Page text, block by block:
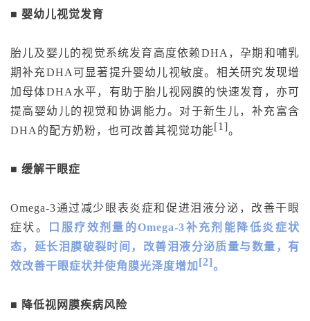
■ 婴幼儿视觉发育
胎儿及婴儿的视觉系统发育高度依赖DHA，孕期和哺乳
期补充DHA可显著提升婴幼儿视敏度。相关研究发现增
加母体DHA水平，有助于胎儿视网膜的快速发育，亦可
提高婴幼儿的视觉和协调能力。对于新生儿，补充富含
DHA的配方奶粉，也可改善其视觉功能[1]。
■ 缓解干眼症
Omega-3通过减少眼表炎症和促进泪液分泌，改善干眼
症状。
口服疗效剂量的Omega-3补充剂能降低炎症状
态，延长泪膜破裂时间，改善泪液分泌质量与数量，有
效改善干眼症状并使角膜光泽度增加 [2]。
■ 降低视网膜疾病风险